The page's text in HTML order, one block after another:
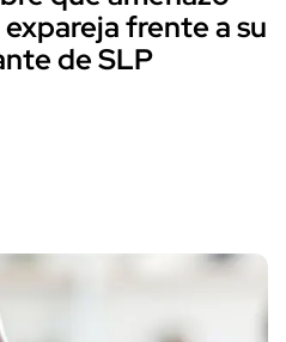
frente a su
de SLP